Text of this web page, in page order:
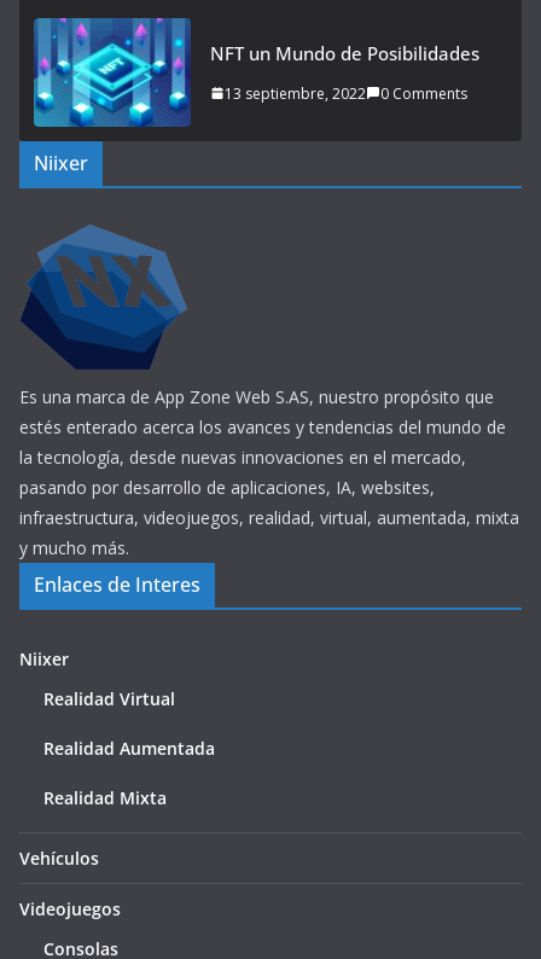
NFT un Mundo de Posibilidades
13 septiembre, 2022 0 Comments
Niixer
Es una marca de App Zone Web S.AS, nuestro propósito que
estés enterado acerca los avances y tendencias del mundo de
la tecnología, desde nuevas innovaciones en el mercado,
pasando por desarrollo de aplicaciones, IA, websites,
infraestructura, videojuegos, realidad, virtual, aumentada, mixta
y mucho más.
Enlaces de Interes
Niixer
Realidad Virtual
Realidad Aumentada
Realidad Mixta
Vehículos
Videojuegos
Consolas